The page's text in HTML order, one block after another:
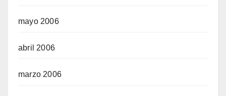
mayo 2006
abril 2006
marzo 2006